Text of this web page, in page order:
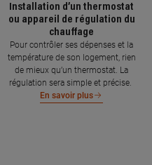
Installation d’un thermostat
ou appareil de régulation du
chauffage
Pour contrôler ses dépenses et la
température de son logement, rien
de mieux qu’un thermostat. La
régulation sera simple et précise.
En savoir plus